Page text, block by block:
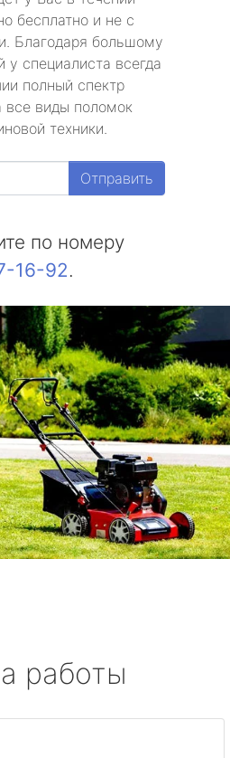
бесплатно и не с
Благодаря большому
у специалиста всегда
полный спектр
все виды поломок
техники.
Отправить
по номеру
16-92.
работы